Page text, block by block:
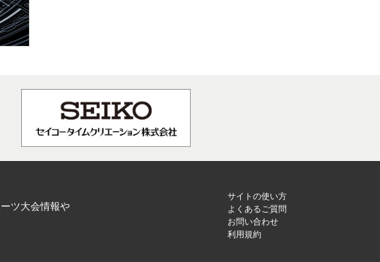
ツ大会情報や
サイトの使い方
よくあるご質問
お問い合わせ
利用規約